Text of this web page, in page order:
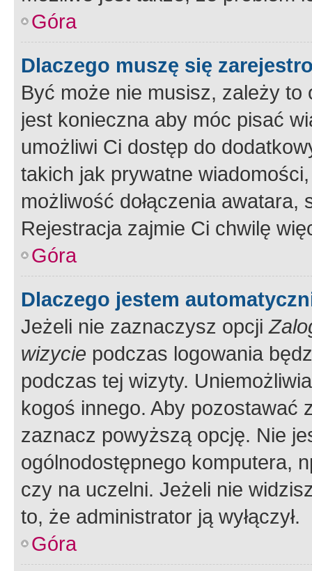
Góra
Dlaczego muszę się
Być może nie musisz, zależy
jest konieczna aby móc pisać
umożliwi Ci dostęp do
takich jak prywatne
możliwość dołączenia
Rejestracja zajmie Ci chwilę
Góra
Dlaczego jestem
Jeżeli nie zaznaczysz opcji
wizycie podczas logowania
podczas tej wizyty.
kogoś innego. Aby pozostawać
zaznacz powyższą opcję. Nie
ogólnodostępnego komputera,
czy na uczelni. Jeżeli nie
to, że administrator ją wyłączył.
Góra